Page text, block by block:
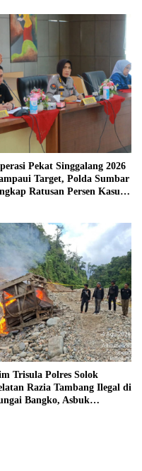
Pekat Singgalang 2026
Target, Polda Sumbar
Ratusan Persen Kasus
Trisula Polres Solok
Razia Tambang Ilegal di
Bangko, Asbuk